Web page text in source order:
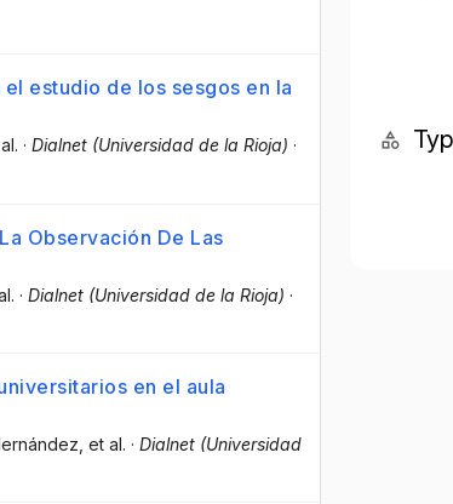
estudio de los sesgos en la
· Dialnet (Universidad de la Rioja) ·
Observación De Las
· Dialnet (Universidad de la Rioja) ·
en el aula
, et al. · Dialnet (Universidad